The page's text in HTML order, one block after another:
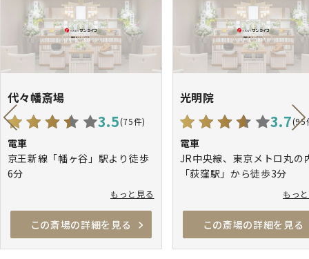
代々幡斎場
3.5(75件)
電車
京王新線「幡ヶ谷」駅より徒歩
6分
小田急線・東京メトロ千代田線
もっと見る
この斎場の詳細を見る
光明院
3.7(95
電車
JR中央線、東京メトロ丸の
「荻窪駅」から徒歩3分
もっ
この斎場の詳細を見る